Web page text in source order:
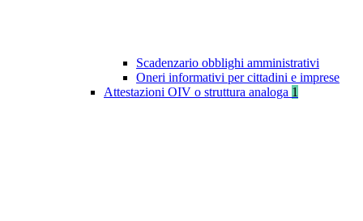
Scadenzario obblighi amministrativi
Oneri informativi per cittadini e imprese
Attestazioni OIV o struttura analoga 1